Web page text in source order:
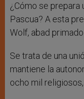
¿Cómo se prepara
Pascua? A esta
Wolf, abad
Se trata de una
mantiene la
ocho mil